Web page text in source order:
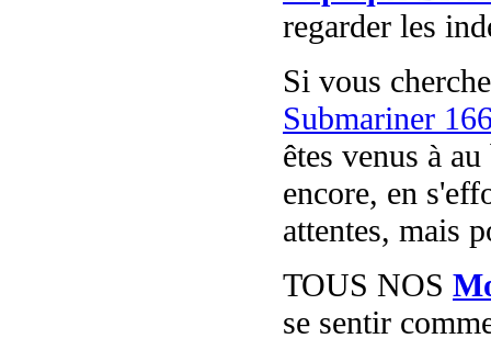
regarder les
Si vous
Submariner
êtes venus à
encore, en
attentes, mais
TOUS NOS
se sentir